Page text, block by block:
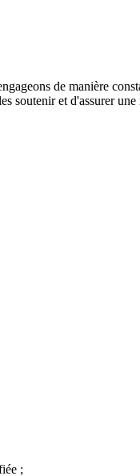
de manière
soutenir et d'assurer
;